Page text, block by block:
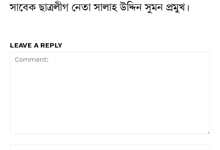
সাবেক ছাত্রলীগ নেতা সালাহ উদ্দিন সুমন প্রমুখ।
LEAVE A REPLY